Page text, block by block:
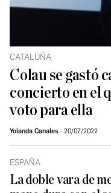
CATALUÑA
Colau se gastó
concierto en el
voto para ella
Yolanda Canales 20/07/2022
ESPAÑA
La doble vara de